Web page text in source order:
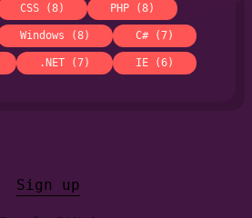
CSS (8) PHP (8)
Windows (8) C# (7)
.NET (7) IE (6)
Sign up